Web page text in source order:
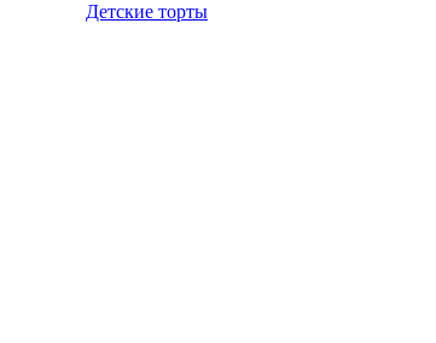
Детские торты